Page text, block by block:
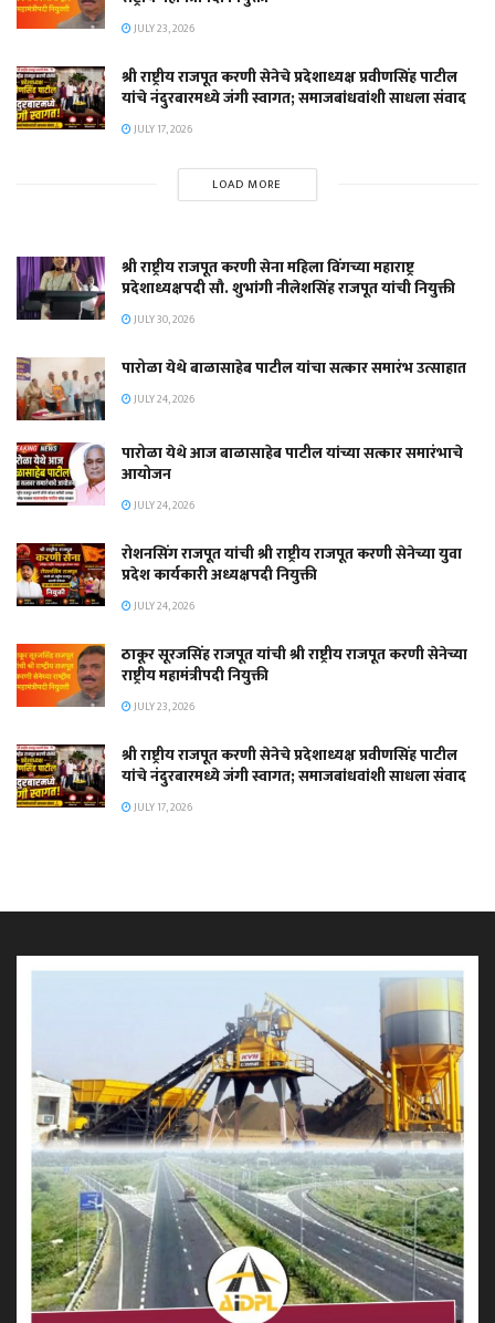
JULY 23, 2026
श्री राष्ट्रीय राजपूत करणी सेनेचे प्रदेशाध्यक्ष प्रवीणसिंह पाटील
यांचे नंदुरबारमध्ये जंगी स्वागत; समाजबांधवांशी साधला संवाद
JULY 17, 2026
LOAD MORE
श्री राष्ट्रीय राजपूत करणी सेना महिला विंगच्या महाराष्ट्र
प्रदेशाध्यक्षपदी सौ. शुभांगी नीलेशसिंह राजपूत यांची नियुक्ती
JULY 30, 2026
पारोळा येथे बाळासाहेब पाटील यांचा सत्कार समारंभ उत्साहात
JULY 24, 2026
पारोळा येथे आज बाळासाहेब पाटील यांच्या सत्कार समारंभाचे
आयोजन
JULY 24, 2026
रोशनसिंग राजपूत यांची श्री राष्ट्रीय राजपूत करणी सेनेच्या युवा
प्रदेश कार्यकारी अध्यक्षपदी नियुक्ती
JULY 24, 2026
ठाकूर सूरजसिंह राजपूत यांची श्री राष्ट्रीय राजपूत करणी सेनेच्या
राष्ट्रीय महामंत्रीपदी नियुक्ती
JULY 23, 2026
श्री राष्ट्रीय राजपूत करणी सेनेचे प्रदेशाध्यक्ष प्रवीणसिंह पाटील
यांचे नंदुरबारमध्ये जंगी स्वागत; समाजबांधवांशी साधला संवाद
JULY 17, 2026